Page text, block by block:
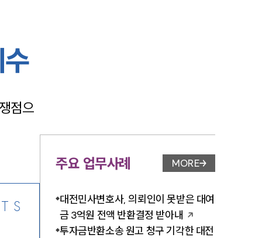
점으
주요 업무사례 업무사례 페이지 이
MORE
대전민사변호사, 의뢰인이 못받은 대여
금 3억원 전액 반환결정 받아내
투자금반환소송 원고 청구 기각한 대전